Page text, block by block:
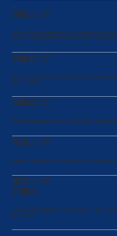
大阪市 堺市 池田市 箕面市 豊中市 茨木市 高槻市 吹田市 摂津市 枚
市 泉大津市 岸和田市 貝塚市 泉佐野市 泉南市 阪南市 松原市 羽曳
大阪エリア
神戸市 明石市 加古川市 高砂市 西脇市 三木市 小野市 加西市 加東
南あわじ市淡路市
兵庫エリア
京都市 福知山市 舞鶴市 綾部市 宇治市 宮津市 亀岡市 城陽市 向日
京都エリア
奈良市 大和高田市 大和郡山市 天理市 橿原市 桜井市 五條市 御所
奈良エリア
千代田区 中央区 港区 新宿区 文京区 台東区 墨田区 江東区 品川区
飾区 江戸川区
東京エリア
23区内